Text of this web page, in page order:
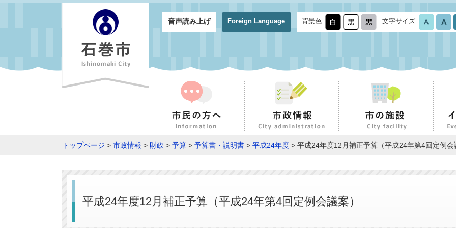
音声読み上げ Foreign Language 背景色 文字サイズ
トップページ > 市政情報 > 財政 > 予算 > 予算書・説明書 > 平成24年度 > 平成24年度12月補正予算（平成24年第4回定例会
平成24年度12月補正予算（平成24年第4回定例会議案）